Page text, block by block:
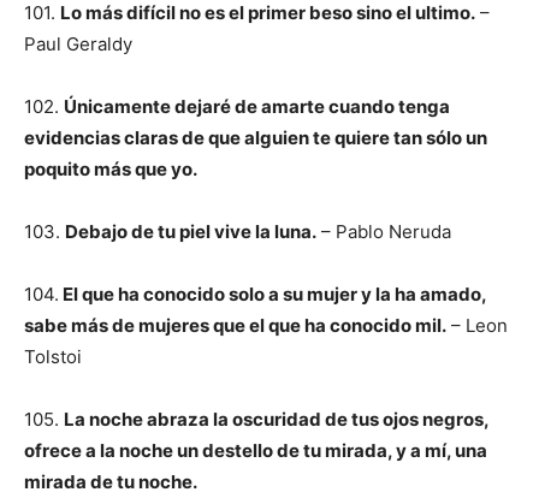
101. Lo más difícil no es el primer beso sino el ultimo. –
Paul Geraldy
102. Únicamente dejaré de amarte cuando tenga
evidencias claras de que alguien te quiere tan sólo un
poquito más que yo.
103. Debajo de tu piel vive la luna. – Pablo Neruda
104. El que ha conocido solo a su mujer y la ha amado,
sabe más de mujeres que el que ha conocido mil. – Leon
Tolstoi
105. La noche abraza la oscuridad de tus ojos negros,
ofrece a la noche un destello de tu mirada, y a mí, una
mirada de tu noche.